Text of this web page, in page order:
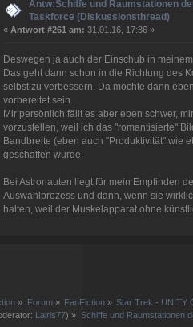
Antw:Schiffe und Raumstationen
Taskforce (Diskussionsthread)
« Antwort #261 am: 31.01.16, 17:36 »
Deswegen ja auch der Einschub in
Das geht dann schon in die Richtung des
selbst zu verbessern. Da möchte dann
vorbereitet sein.
Mir persönlich fällt es aber eben schwer,
vorzustellen, weil ich das "romantisierte"
Bandbreite (eben auch "Produktivität" wie
geschaffen wurde.
Bei Astronauten liegt für mein Empfinden
Auswahlprozess und dann, wenn sie
halten, weil der Muskelapparat ohne
» Forum» FanFiction » Star Trek - UNITY
Lairis77) » Schiffe und Raumstationen